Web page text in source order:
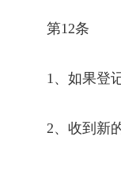
第12条
1、如果登
2、收到新